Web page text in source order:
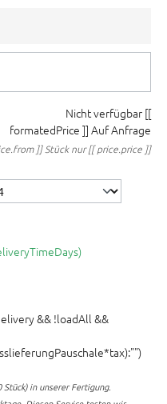
Nicht verfügbar [[
formatedPrice ]] Auf Anfrage
]] Stück nur [[ price.price ]]
&& !loadAll &&
in unserer Fertigung.